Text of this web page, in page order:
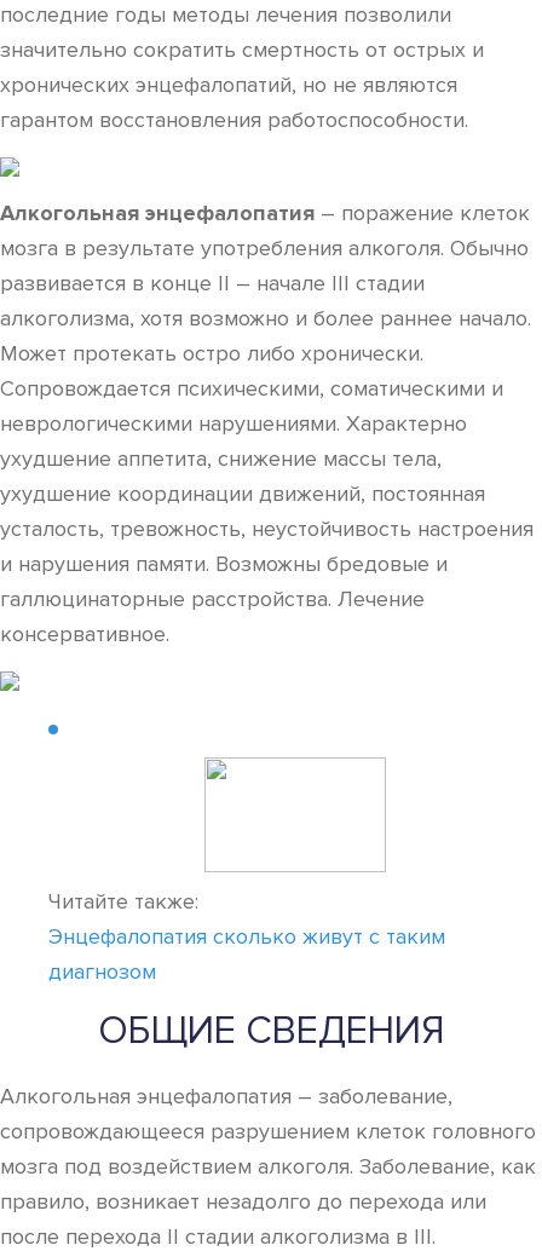
последние годы методы лечения позволили
значительно сократить смертность от острых и
хронических энцефалопатий, но не являются
гарантом восстановления работоспособности.
Алкогольная энцефалопатия – поражение клеток
мозга в результате употребления алкоголя. Обычно
развивается в конце II – начале III стадии
алкоголизма, хотя возможно и более раннее начало.
Может протекать остро либо хронически.
Сопровождается психическими, соматическими и
неврологическими нарушениями. Характерно
ухудшение аппетита, снижение массы тела,
ухудшение координации движений, постоянная
усталость, тревожность, неустойчивость настроения
и нарушения памяти. Возможны бредовые и
галлюцинаторные расстройства. Лечение
консервативное.
Читайте также:
Энцефалопатия сколько живут с таким
диагнозом
ОБЩИЕ СВЕДЕНИЯ
Алкогольная энцефалопатия – заболевание,
сопровождающееся разрушением клеток головного
мозга под воздействием алкоголя. Заболевание, как
правило, возникает незадолго до перехода или
после перехода II стадии алкоголизма в III.